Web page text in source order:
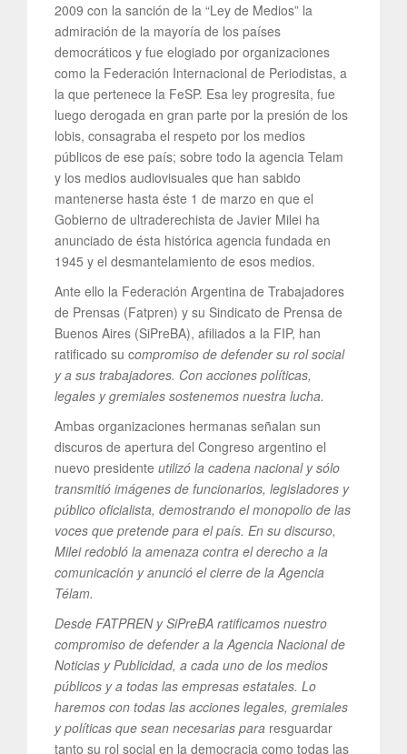
2009 con la sanción de la “Ley de Medios” la
admiración de la mayoría de los países
democráticos y fue elogiado por organizaciones
como la Federación Internacional de Periodistas, a
la que pertenece la FeSP. Esa ley progresita, fue
luego derogada en gran parte por la presión de los
lobis, consagraba el respeto por los medios
públicos de ese país; sobre todo la agencia Telam
y los medios audiovisuales que han sabido
mantenerse hasta éste 1 de marzo en que el
Gobierno de ultraderechista de Javier Milei ha
anunciado de ésta histórica agencia fundada en
1945 y el desmantelamiento de esos medios.
Ante ello la Federación Argentina de Trabajadores
de Prensas (Fatpren) y su Sindicato de Prensa de
Buenos Aires (SiPreBA), afiliados a la FIP, han
ratificado su compromiso de defender su rol social
y a sus trabajadores. Con acciones políticas,
legales y gremiales sostenemos nuestra lucha.
Ambas organizaciones hermanas señalan sun
discuros de apertura del Congreso argentino el
nuevo presidente utilizó la cadena nacional y sólo
transmitió imágenes de funcionarios, legisladores y
público oficialista, demostrando el monopolio de las
voces que pretende para el país. En su discurso,
Milei redobló la amenaza contra el derecho a la
comunicación y anunció el cierre de la Agencia
Télam.
Desde FATPREN y SiPreBA ratificamos nuestro
compromiso de defender a la Agencia Nacional de
Noticias y Publicidad, a cada uno de los medios
públicos y a todas las empresas estatales. Lo
haremos con todas las acciones legales, gremiales
y políticas que sean necesarias para resguardar
tanto su rol social en la democracia como todas las